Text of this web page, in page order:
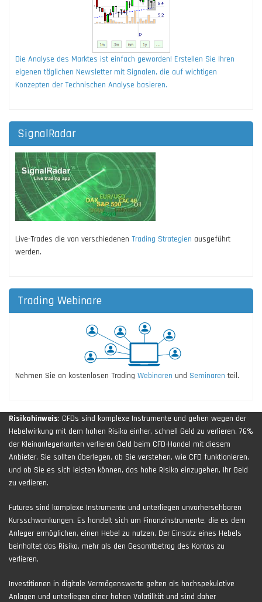
Die Analyse des Marktes ist einfach geworden! Erstellen Sie Ihren
eigenen täglichen Newsletter mit Signalen, die auf wichtigen
Konzepten der Technischen Analyse basieren.
SignalRadar
Live-Trades die von verschiedenen Trading Strategien ausgeführt
werden.
Trading Webinare
Nehmen Sie an kostenlosen Trading Webinaren und Seminaren teil.
Risikohinweis: CFDs sind komplexe Instrumente und gehen wegen der
Hebelwirkung mit dem hohen Risiko einher, schnell Geld zu verlieren. 76%
der Kleinanlegerkonten verlieren Geld beim CFD-Handel mit diesem
Anbieter. Sie sollten überlegen, ob Sie verstehen, wie CFD funktionieren,
und ob Sie es sich leisten können, das hohe Risiko einzugehen, Ihr Geld
zu verlieren.
Futures sind komplexe Instrumente und unterliegen unvorhersehbaren
Kursschwankungen. Es handelt sich um Finanzinstrumente, die es dem
Anleger ermöglichen, einen Hebel zu nutzen. Der Einsatz eines Hebels
beinhaltet das Risiko, mehr als den Gesamtbetrag des Kontos zu
verlieren.
Investitionen in digitale Vermögenswerte gelten als hochspekulative
Anlagen und unterliegen einer hohen Volatilität und sind daher